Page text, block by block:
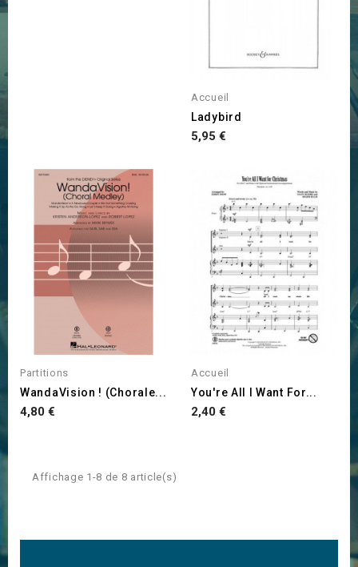
Accueil
Ladybird
Prix
5,95 €
Partitions
WandaVision ! (Chorale...
Prix
4,80 €
Accueil
You're All I Want For...
Prix
2,40 €
Affichage 1-8 de 8 article(s)